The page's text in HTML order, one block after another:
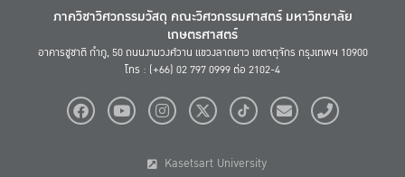
ภาควิชาวิศวกรรมวัสดุ คณะวิศวกรรมศาสตร์ มหาวิทยาลัย
เกษตรศาสตร์
อาคารชูชาติ กำภู, 50 ถนนงามวงศ์วาน แขวงลาดยาว เขตจตุจักร กรุงเทพฯ 10900
โทร : (+66) 02 797 0999 ต่อ 2102-4
Kasetsart University